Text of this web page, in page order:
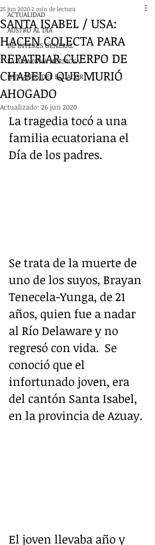
ACTUALIDAD
AUSTRO AL DÍA
DE INTERÉS GENERAL
LA AMAZONA HERMOSA
HUMANOS DEL ECUADOR
SANTA ISABEL / USA:
HACEN COLECTA PARA
REPATRIAR CUERPO DE
CHABELO QUE MURIÓ
AHOGADO
25 jun 20202 min de lectura
Actualizado: 26 jun 2020
La tragedia tocó a una
familia ecuatoriana el
Día de los padres.
Se trata de la muerte de
uno de los suyos, Brayan
Tenecela-Yunga, de 21
años, quien fue a nadar
al Río Delaware y no
regresó con vida.  Se
conoció que el
infortunado joven, era
del cantón Santa Isabel,
en la provincia de Azuay.
El joven llevaba año y